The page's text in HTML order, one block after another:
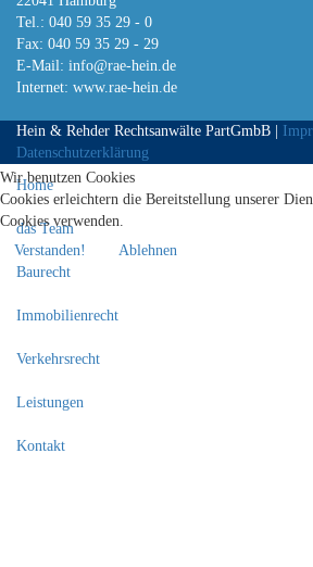
Tel.: 040 59 35 29 - 0
Fax: 040 59 35 29 - 29
E-Mail: info@rae-hein.de
Internet: www.rae-hein.de
Hein & Rehder Rechtsanwälte PartGmbB |
Datenschutzerklärung
Home
das Team
Baurecht
Immobilienrecht
Verkehrsrecht
Leistungen
Kontakt
Wir benutzen Cookies
Cookies erleichtern die Bereitstellung unserer
Cookies verwenden.
Verstanden!
Ablehnen